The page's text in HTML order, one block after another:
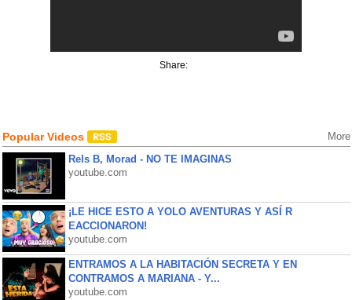
Share:
Popular Videos More
Rels B, Morad - NO TE IMAGINAS
youtube.com
¡LE HICE ESTO A YOLO AVENTURAS Y ASÍ R
EACCIONARON!
youtube.com
ENTRAMOS A LA HABITACIÓN SECRETA Y EN
CONTRAMOS A MARIANA - Y...
youtube.com